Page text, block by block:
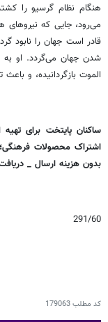
هنگام نظام گرسیو را
می‌رود، جایی که
قادر است جهان را نابود
شدن جهان می‌گردد. او
الموت بازگردانیده، و
اشتراک محصولات
بدون هزینه ارسال _
291/60
کد مطلب179063